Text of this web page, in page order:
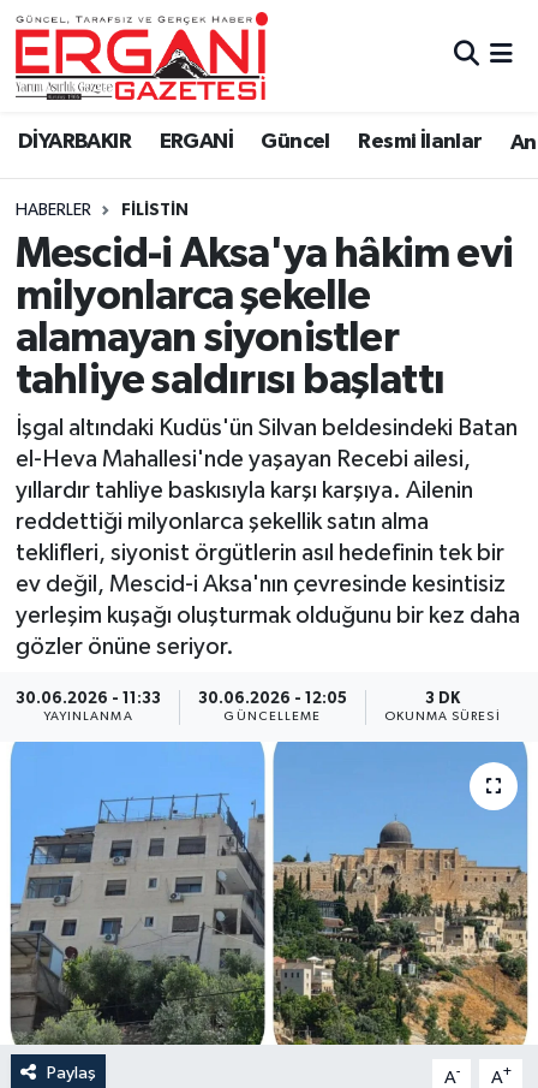
DİYARBAKIR ERGANİ Güncel Resmi İlanlar
HABERLER FILISTIN
Mescid-i Aksa'ya hâkim evi
milyonlarca şekelle
alamayan siyonistler
tahliye saldırısı başlattı
İşgal altındaki Kudüs'ün Silvan beldesindeki Batan
el-Heva Mahallesi'nde yaşayan Recebi ailesi,
yıllardır tahliye baskısıyla karşı karşıya. Ailenin
reddettiği milyonlarca şekellik satın alma
teklifleri, siyonist örgütlerin asıl hedefinin tek bir
ev değil, Mescid-i Aksa'nın çevresinde kesintisiz
yerleşim kuşağı oluşturmak olduğunu bir kez daha
gözler önüne seriyor.
30.06.2026 - 11:33
YAYINLANMA
30.06.2026 - 12:05
GÜNCELLEME
3 DK
OKUNMA SÜRESI
Paylaş A- A+
DİYARBAKIR
BİSMİL
BAĞLAR
ERGANİ
Güncel
Eği̇ti̇m
Resmi İlanlar
Sağlık
Si̇yaset
Spor
Yaşam
Anali̇z
Bi̇li̇m & Teknoloji̇
Eği̇ti̇m
Ergani Nöbetçi Eczaneler
Ergani Hava Durumu
Ergani Trafik Yoğunluk Haritası
Süper Lig Puan Durumu ve Fikstür
Tüm Manşetler
Son Dakika Haberleri
Haber Arşivi